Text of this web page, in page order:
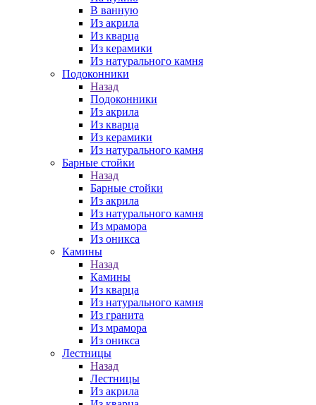
В ванную
Из акрила
Из кварца
Из керамики
Из натурального камня
Подоконники
Назад
Подоконники
Из акрила
Из кварца
Из керамики
Из натурального камня
Барные стойки
Назад
Барные стойки
Из акрила
Из натурального камня
Из мрамора
Из оникса
Камины
Назад
Камины
Из кварца
Из натурального камня
Из гранита
Из мрамора
Из оникса
Лестницы
Назад
Лестницы
Из акрила